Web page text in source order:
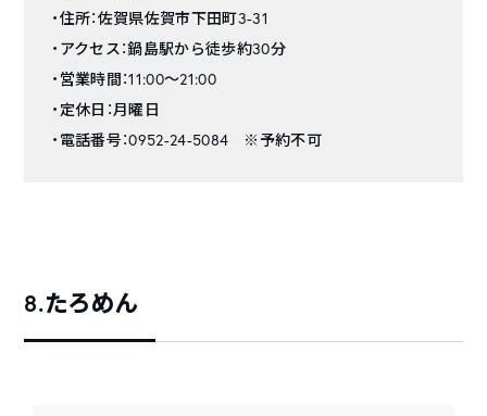
・住所：佐賀県佐賀市下田町3-31
・アクセス：鍋島駅から徒歩約30分
・営業時間：11:00～21:00
・定休日：月曜日
・電話番号：0952-24-5084 ※予約不可
8.たろめん